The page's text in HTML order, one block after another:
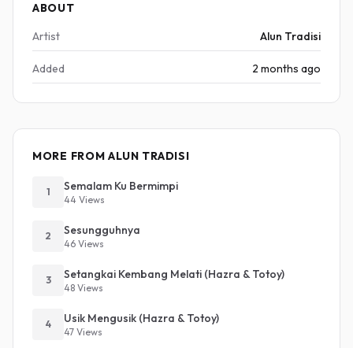
ABOUT
Artist
Alun Tradisi
Added 2 months ago
MORE FROM ALUN TRADISI
1 Semalam Ku Bermimpi
44 Views
2 Sesungguhnya
46 Views
3 Setangkai Kembang Melati (Hazra & Totoy)
48 Views
4 Usik Mengusik (Hazra & Totoy)
47 Views